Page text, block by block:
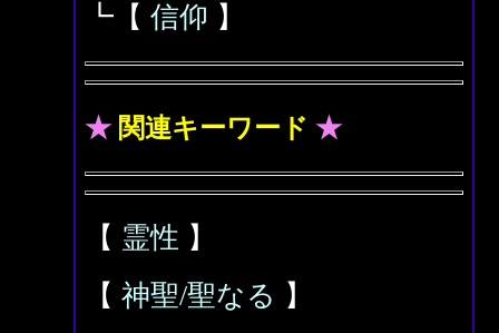
┗【 信仰 】
★ 関連キーワード ★
【 霊性 】
【 神聖/聖なる 】